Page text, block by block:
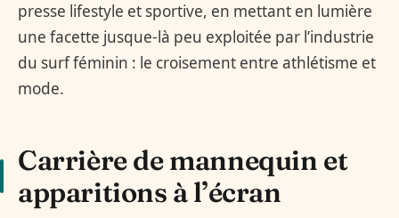
presse lifestyle et sportive, en mettant en lumière
une facette jusque-là peu exploitée par l’industrie
du surf féminin : le croisement entre athlétisme et
mode.
Carrière de mannequin et
apparitions à l’écran